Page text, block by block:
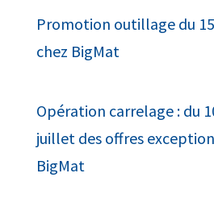
Promotion outillage du
chez BigMat
Opération carrelage : du
juillet des offres
BigMat